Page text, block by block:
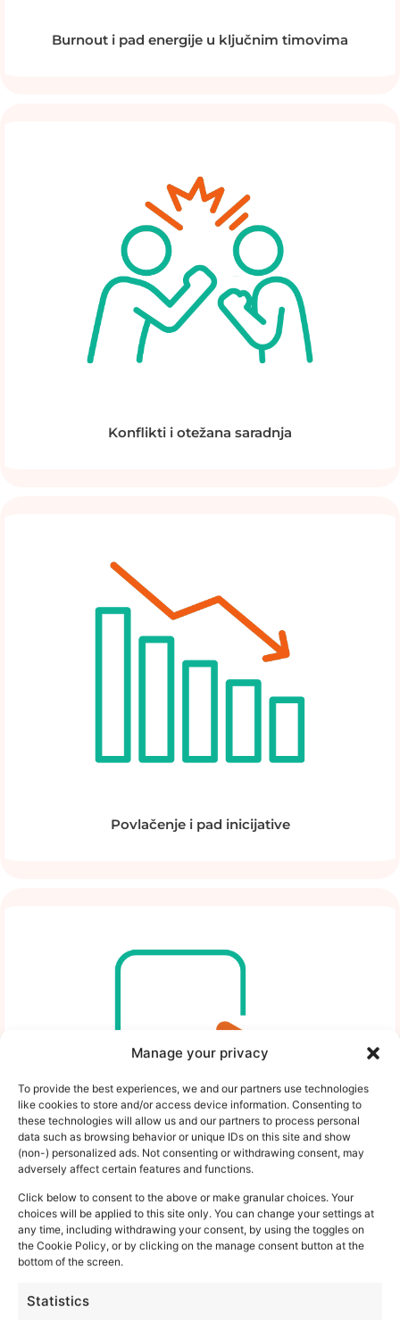
Manage your privacy
To provide the best experiences, we and our partners use technologies
like cookies to store and/or access device information. Consenting to
these technologies will allow us and our partners to process personal
data such as browsing behavior or unique IDs on this site and show
(non-) personalized ads. Not consenting or withdrawing consent, may
adversely affect certain features and functions.
Click below to consent to the above or make granular choices. Your
choices will be applied to this site only. You can change your settings at
any time, including withdrawing your consent, by using the toggles on
the Cookie Policy, or by clicking on the manage consent button at the
bottom of the screen.
Statistics
Burnout i pad energije u ključnim timovima
Konflikti i otežana saradnja
Povlačenje i pad inicijative
Odlazak ključnih ljudi